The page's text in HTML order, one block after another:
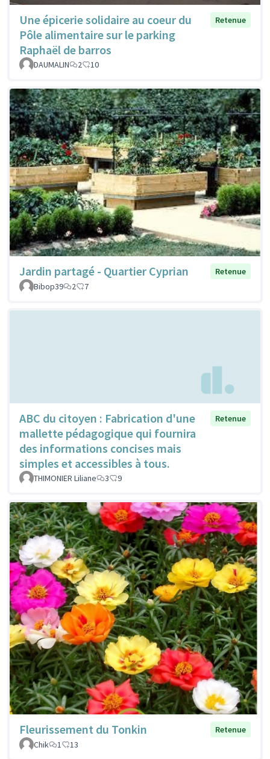
Une épicerie solidaire au coeur du
Pôle alimentaire sur le parking
Raphaël de barros
Retenue
DAUMALIN 2 10
Jardin partagé - Quartier Cyprian
Retenue
Bibop39
2 7
ABC du citoyen : Fabrication d'une
mallette pédagogique qui fournira
des informations concises mais
simples et accessibles à tous.
Retenue
THIMONIER Liliane 3 9
Fleurissement du Tonkin
Retenue
Chik
1 13